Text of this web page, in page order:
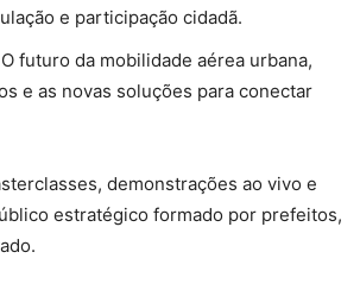
e participação cidadã.
futuro da mobilidade aérea urbana,
e as novas soluções para conectar
demonstrações ao vivo e
estratégico formado por prefeitos,